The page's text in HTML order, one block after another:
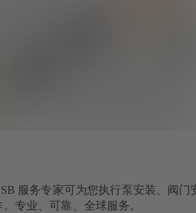
服务专家可为您执行泵安装、阀门
专业、可靠、全球服务。